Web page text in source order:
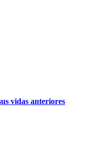
vidas anteriores